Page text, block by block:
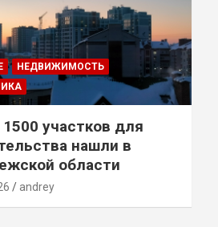
НЕДВИЖИМОСТЬ
участков для
нашли в
области
andrey